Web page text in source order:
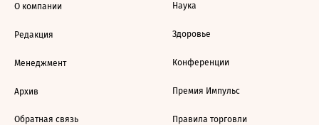
О компании
Редакция
Менеджмент
Архив
Обратная связь
Наука
Здоровье
Конференции
Премия Импульс
Правила торговли